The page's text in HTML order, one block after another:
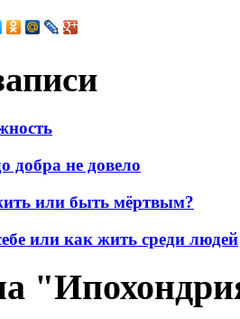
добра не довело
или быть мёртвым?
или как жить среди людей